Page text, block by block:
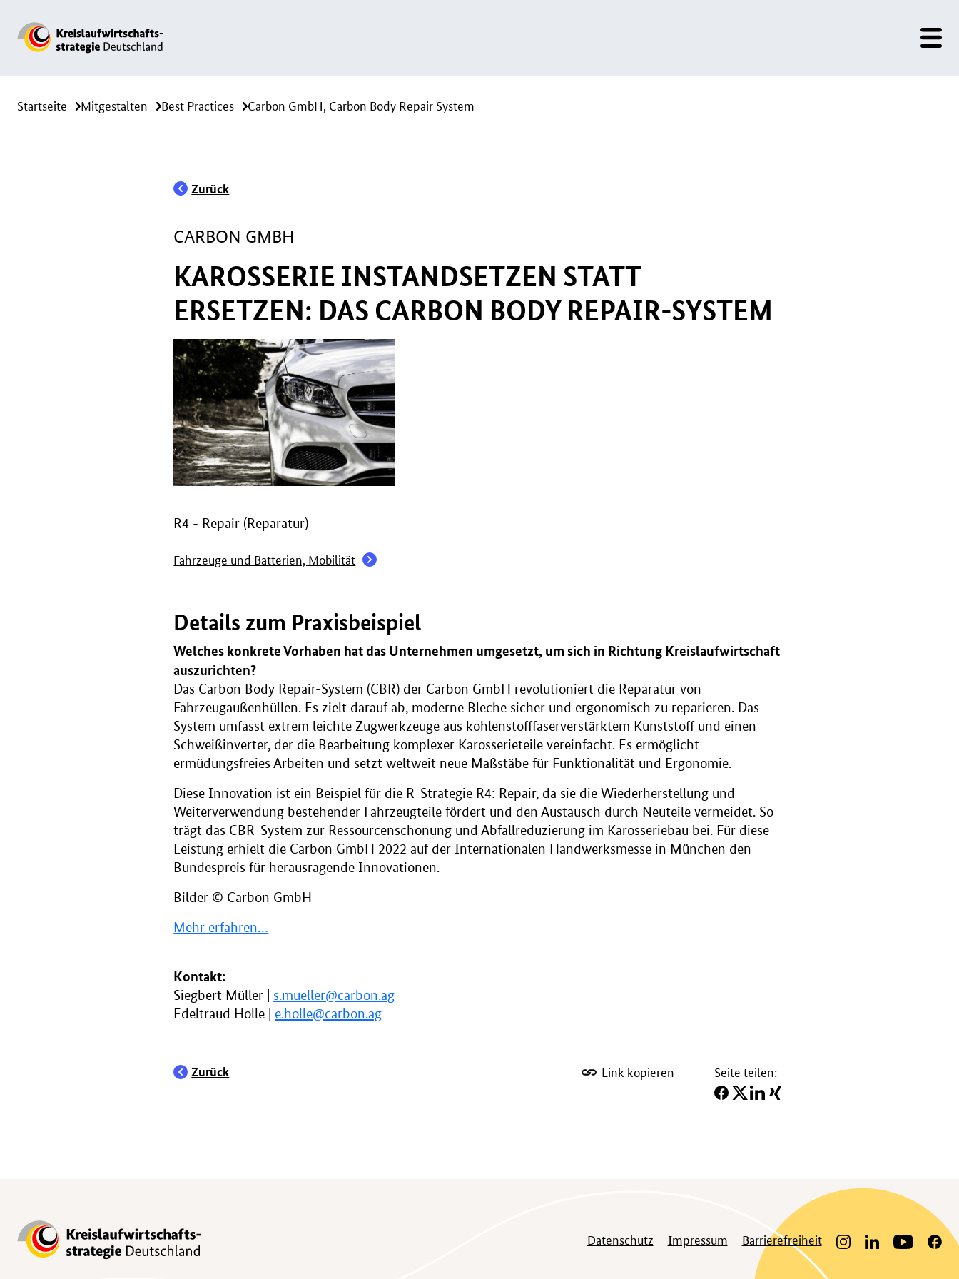
Startseite Mitgestalten Best Practices Carbon GmbH, Carbon Body Repair System
Zurück
CARBON GMBH
KAROSSERIE INSTANDSETZEN STATT
ERSETZEN: DAS CARBON BODY REPAIR-SYSTEM
R4 - Repair (Reparatur)
Fahrzeuge und Batterien, Mobilität
Details zum Praxisbeispiel
Welches konkrete Vorhaben hat das Unternehmen umgesetzt, um sich in Richtung Kreislaufwirtschaft
auszurichten?
Das Carbon Body Repair-System (CBR) der Carbon GmbH revolutioniert die Reparatur von
Fahrzeugaußenhüllen. Es zielt darauf ab, moderne Bleche sicher und ergonomisch zu reparieren. Das
System umfasst extrem leichte Zugwerkzeuge aus kohlenstofffaserverstärktem Kunststoff und einen
Schweißinverter, der die Bearbeitung komplexer Karosserieteile vereinfacht. Es ermöglicht
ermüdungsfreies Arbeiten und setzt weltweit neue Maßstäbe für Funktionalität und Ergonomie.
Diese Innovation ist ein Beispiel für die R-Strategie R4: Repair, da sie die Wiederherstellung und
Weiterverwendung bestehender Fahrzeugteile fördert und den Austausch durch Neuteile vermeidet. So
trägt das CBR-System zur Ressourcenschonung und Abfallreduzierung im Karosseriebau bei. Für diese
Leistung erhielt die Carbon GmbH 2022 auf der Internationalen Handwerksmesse in München den
Bundespreis für herausragende Innovationen.
Bilder © Carbon GmbH
Mehr erfahren…
Kontakt:
Siegbert Müller | s.mueller@carbon.ag
Edeltraud Holle | e.holle@carbon.ag
Zurück Link kopieren Seite teilen:
Datenschutz Impressum Barrierefreiheit